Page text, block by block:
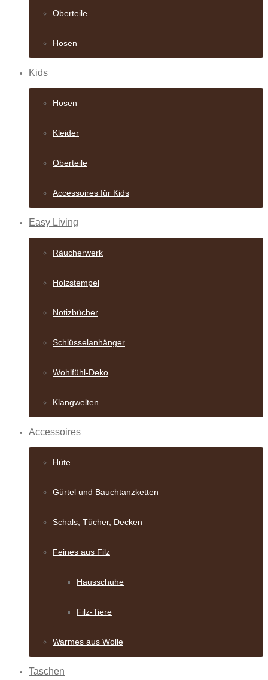
Oberteile
Hosen
Kids
Hosen
Kleider
Oberteile
Accessoires für Kids
Easy Living
Räucherwerk
Holzstempel
Notizbücher
Schlüsselanhänger
Wohlfühl-Deko
Klangwelten
Accessoires
Hüte
Gürtel und Bauch­tanzketten
Schals, Tücher, Decken
Feines aus Filz
Hausschuhe
Filz-Tiere
Warmes aus Wolle
Taschen